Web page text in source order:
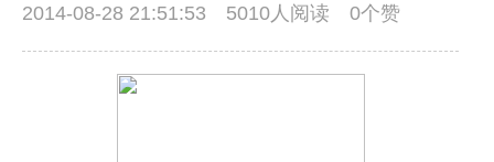
2014-08-28 21:51:53
5010人阅读 0个赞